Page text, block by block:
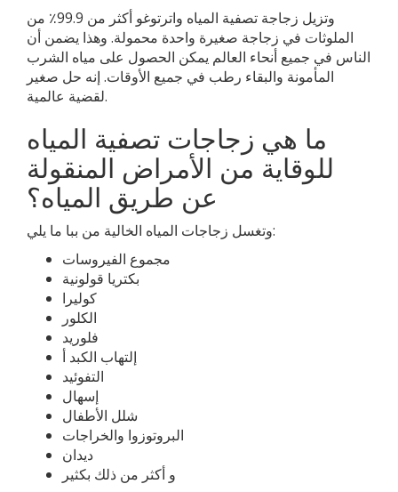
وتزيل زجاجة تصفية المياه واترتوغو أكثر من 99.9٪ من
الملوثات في زجاجة صغيرة واحدة محمولة. وهذا يضمن أن
الناس في جميع أنحاء العالم يمكن الحصول على مياه الشرب
المأمونة والبقاء رطب في جميع الأوقات. إنه حل صغير
لقضية عالمية.
ما هي زجاجات تصفية المياه
للوقاية من الأمراض المنقولة
عن طريق المياه؟
وتغسل زجاجات المياه الخالية من ببا ما يلي:
مجموع الفيروسات
بكتريا قولونية
كوليرا
الكلور
فلوريد
إلتهاب الكبد أ
التفوئيد
إسهال
شلل الأطفال
البروتوزوا والخراجات
ديدان
و أكثر من ذلك بكثير